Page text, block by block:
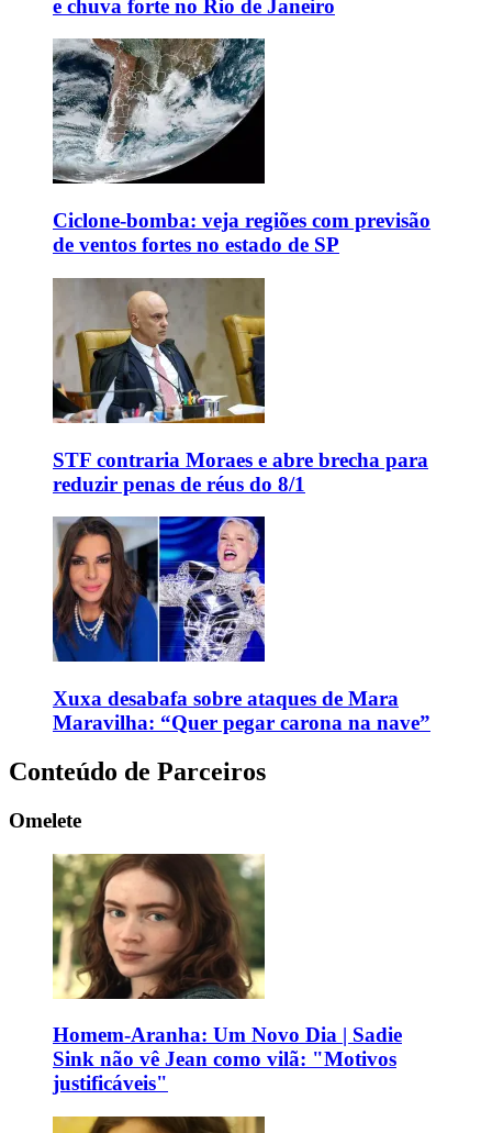
e chuva forte no Rio de Janeiro
Ciclone-bomba: veja regiões com previsão
de ventos fortes no estado de SP
STF contraria Moraes e abre brecha para
reduzir penas de réus do 8/1
Xuxa desabafa sobre ataques de Mara
Maravilha: “Quer pegar carona na nave”
Conteúdo de Parceiros
Omelete
Homem-Aranha: Um Novo Dia | Sadie
Sink não vê Jean como vilã: "Motivos
justificáveis"